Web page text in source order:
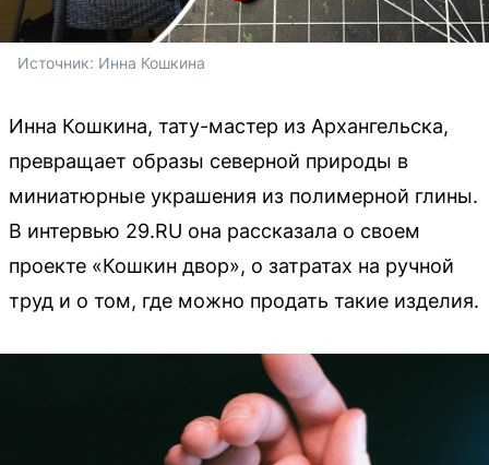
Источник: Инна Кошкина
Инна Кошкина, тату-мастер из Архангельска,
превращает образы северной природы в
миниатюрные украшения из полимерной глины.
В интервью 29.RU она рассказала о своем
проекте «Кошкин двор», о затратах на ручной
труд и о том, где можно продать такие изделия.